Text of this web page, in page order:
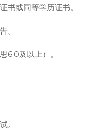
书或同等学历证书。
。
6.0及以上）。
。